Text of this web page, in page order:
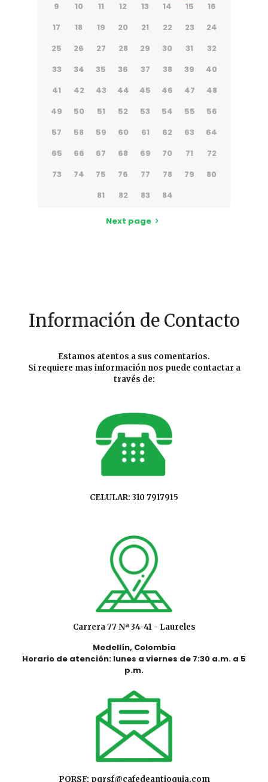
9
10 11 12 13 14 15
16
17
18 19 20 21 22 23
24
25
26 27 28 29 30 31
32
33
34 35 36 37 38 39
40
41
42 43 44 45 46 47
48
49
50 51 52 53 54 55
56
57
58 59 60 61 62 63
64
65
66 67 68 69 70 71
72
73
74 75 76 77 78 79
80
81
82 83 84
Next page
Información de Contacto
Estamos atentos a sus comentarios.
Si requiere mas información nos puede contactar a
través de:
CELULAR: 310 7917915
Carrera 77 Nª 34-41 - Laureles
Medellín, Colombia
Horario de atención: lunes a viernes de 7:30 a.m. a 5
p.m.
PQRSF: pqrsf@cafedeantioquia.com